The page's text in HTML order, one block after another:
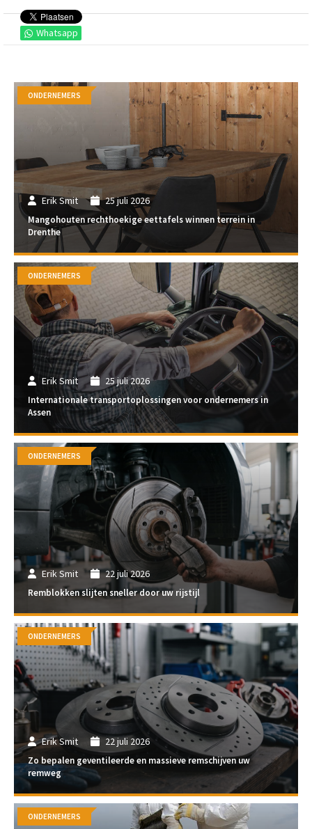
Whatsapp
Erik Smit 25 juli 2026
Mangohouten rechthoekige eettafels winnen terrein in
Drenthe
ONDERNEMERS
Erik Smit 25 juli 2026
Internationale transportoplossingen voor ondernemers in
Assen
ONDERNEMERS
Erik Smit 22 juli 2026
Remblokken slijten sneller door uw rijstijl
ONDERNEMERS
Erik Smit 22 juli 2026
Zo bepalen geventileerde en massieve remschijven uw
remweg
ONDERNEMERS
ONDERNEMERS